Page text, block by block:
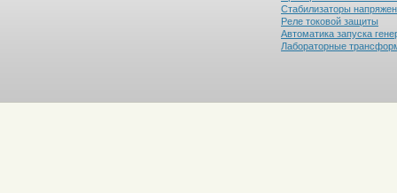
Стабилизаторы
Реле токовой защиты
Автоматика запуска
Лабораторные